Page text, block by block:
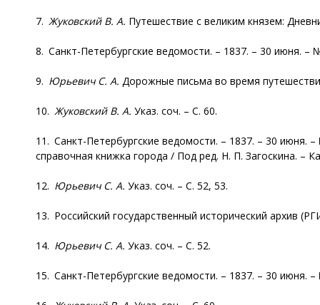
7. Жуковский В. А. Путешествие с великим князем:
8. Санкт-Петербургские ведомости. – 1837. – 30 июня. –
9. Юрьевич С. А. Дорожные письма во время
10. Жуковский В. А. Указ. соч. – С. 60.
11. Санкт-Петербургские ведомости. – 1837. – 30 июня.
справочная книжка города / Под ред. Н. П. Загоскина. –
12. Юрьевич С. А. Указ. соч. – С. 52, 53.
13. Российский государственный исторический архив
14. Юрьевич С. А. Указ. соч. – С. 52.
15. Санкт-Петербургские ведомости. – 1837. – 30 июня.